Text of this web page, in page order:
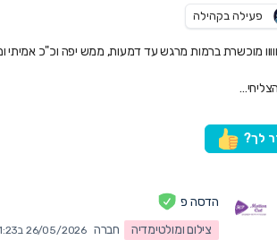
פעילה בקהילה
מוכשרת ברמות מרגש עד דמעות, ממש יפה וכ"כ
לך?
הדסה פ
צילום ומולטימדיה
חברה 26/05/2026 ב11:23 am